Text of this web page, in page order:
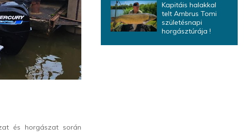
és horgászat során
Kapitáis halakkal
telt Ambrus Tomi
születésnapi
horgásztúrája !